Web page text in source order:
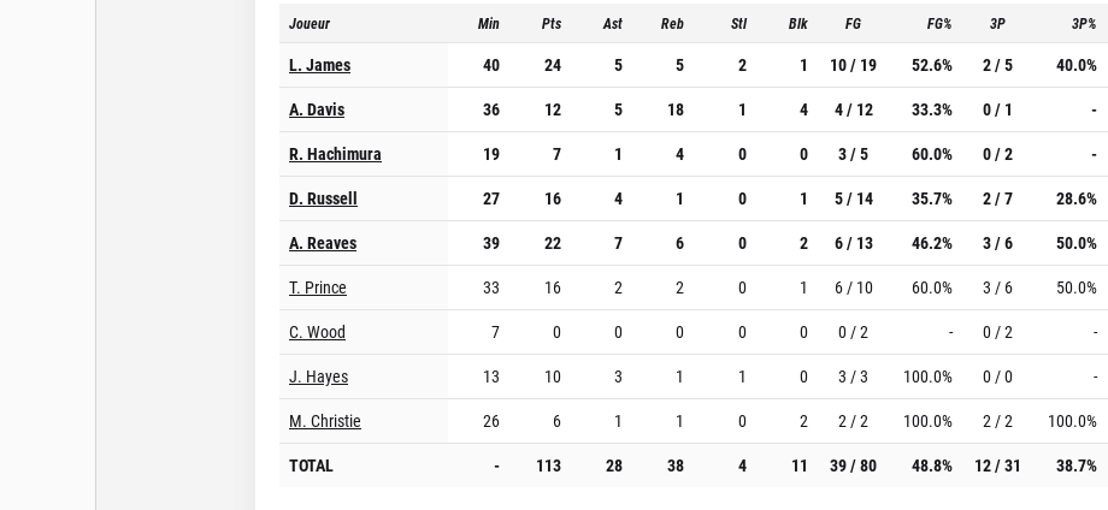
Joueur Min Pts Ast Reb Stl Blk FG FG% 3P 3P%
L. James 40 24 5 5 2 1 10 / 19 52.6% 2 / 5 40.0%
A. Davis
36 12 5 18 1 4 4 / 12 33.3% 0 / 1 -
R. Hachimura
19 7 1 4 0 0 3 / 5 60.0% 0 / 2 -
D. Russell
27 16 4 1 0 1 5 / 14 35.7% 2 / 7 28.6%
A. Reaves
39 22 7 6 0 2 6 / 13 46.2% 3 / 6 50.0%
T. Prince
33 16 2 2 0 1 6 / 10 60.0% 3 / 6 50.0%
C. Wood
7 0 0 0 0 0 0 / 2 - 0 / 2 -
J. Hayes
13 10 3 1 1 0 3 / 3 100.0% 0 / 0 -
M. Christie
26 6 1 1 0 2 2 / 2 100.0% 2 / 2 100.0%
TOTAL
- 113 28 38 4 11 39 / 80 48.8% 12 / 31 38.7%